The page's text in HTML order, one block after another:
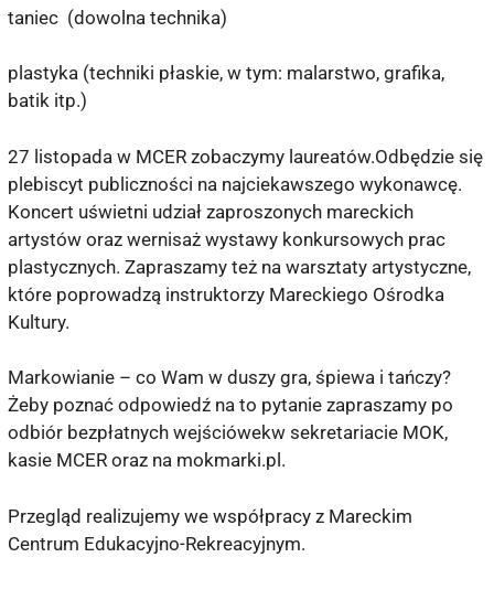
taniec (dowolna technika)
plastyka (techniki płaskie, w tym: malarstwo, grafika,
batik itp.)
27 listopada w MCER zobaczymy laureatów.Odbędzie się
plebiscyt publiczności na najciekawszego wykonawcę.
Koncert uświetni udział zaproszonych mareckich
artystów oraz wernisaż wystawy konkursowych prac
plastycznych. Zapraszamy też na warsztaty artystyczne,
które poprowadzą instruktorzy Mareckiego Ośrodka
Kultury.
Markowianie – co Wam w duszy gra, śpiewa i tańczy?
Żeby poznać odpowiedź na to pytanie zapraszamy po
odbiór bezpłatnych wejściówekw sekretariacie MOK,
kasie MCER oraz na mokmarki.pl.
Przegląd realizujemy we współpracy z Mareckim
Centrum Edukacyjno-Rekreacyjnym.